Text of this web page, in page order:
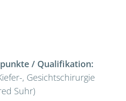
/ Qualifikation:
, Gesichtschirurgie
Suhr)